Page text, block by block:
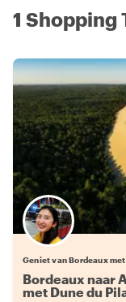
1 Shopping
Geniet van Bordeaux
Bordeaux naar
met Dune du